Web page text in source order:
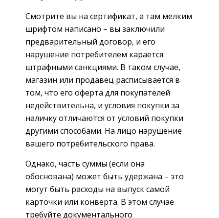
Смотрите вы на сертификат, а там мелким
шрифтом написано – вы заключили
предварительный договор, и его
нарушение потребителем карается
штрафными санкциями. В таком случае,
магазин или продавец расписывается в
том, что его оферта для покупателей
недействительна, и условия покупки за
наличку отличаются от условий покупки
другими способами. На лицо нарушение
вашего потребительского права.
Однако, часть суммы (если она
обоснована) может быть удержана – это
могут быть расходы на выпуск самой
карточки или конверта. В этом случае
требуйте документального